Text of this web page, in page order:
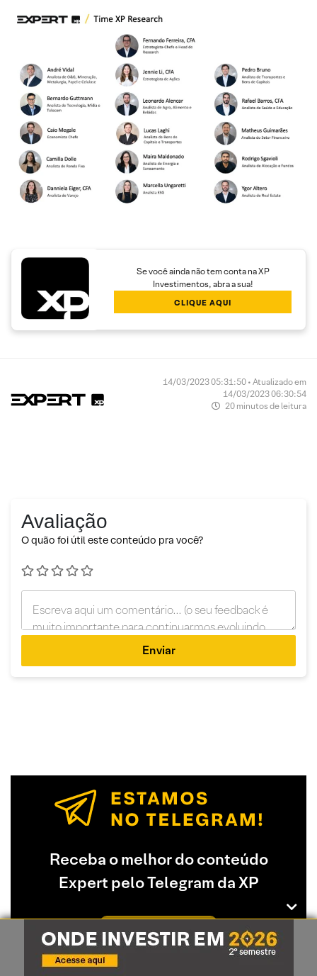
Se você ainda não tem conta na XP
Investimentos, abra a sua!
CLIQUE AQUI
14/03/2023 05:31:50 • Atualizado em
14/03/2023 06:30:54
20 minutos de leitura
Avaliação
O quão foi útil este conteúdo pra você?
Enviar
Receba o melhor do conteúdo
Expert pelo Telegram da XP
Acessar